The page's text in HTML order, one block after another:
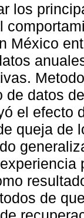
los
México
de datos
el efecto
queja de
de